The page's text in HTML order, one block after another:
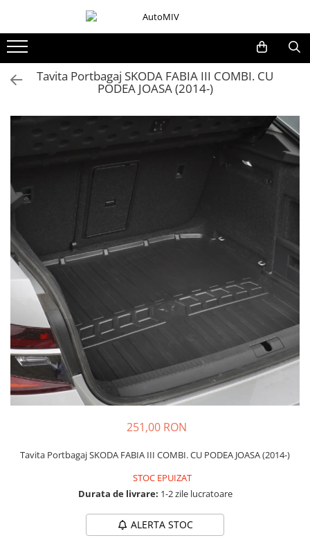
Oferta Saptamanii
Bloc Lumini
Butoane Reglare Oglinzi
Butoane Blocare/Deblocare
Buton Clapeta Rezervor
Buton Portbagaj
Alte Butoane/Comutatoare
Butoane Semnalizare
Schimbatoare Viteze
Accesorii Auto
Accesorii Auto Exterior
Husa Auto / Prelata Auto
Paravanturi Auto / Deflectoare Aer
Inchidere Centralizata
Huse Scaune Auto
Tavite Portbagaj Dedicate
Tavita Portbagaj SKODA FABIA III COMBI. CU
PODEA JOASA (2014-)
251,00 RON
Tavita Portbagaj SKODA FABIA III COMBI. CU PODEA JOASA (2014-)
STOC EPUIZAT
Durata de livrare: 1-2 zile lucratoare
ALERTA STOC